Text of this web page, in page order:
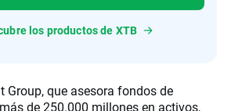
los productos de XTB
Group, que asesora fondos de
de 250.000 millones en activos,